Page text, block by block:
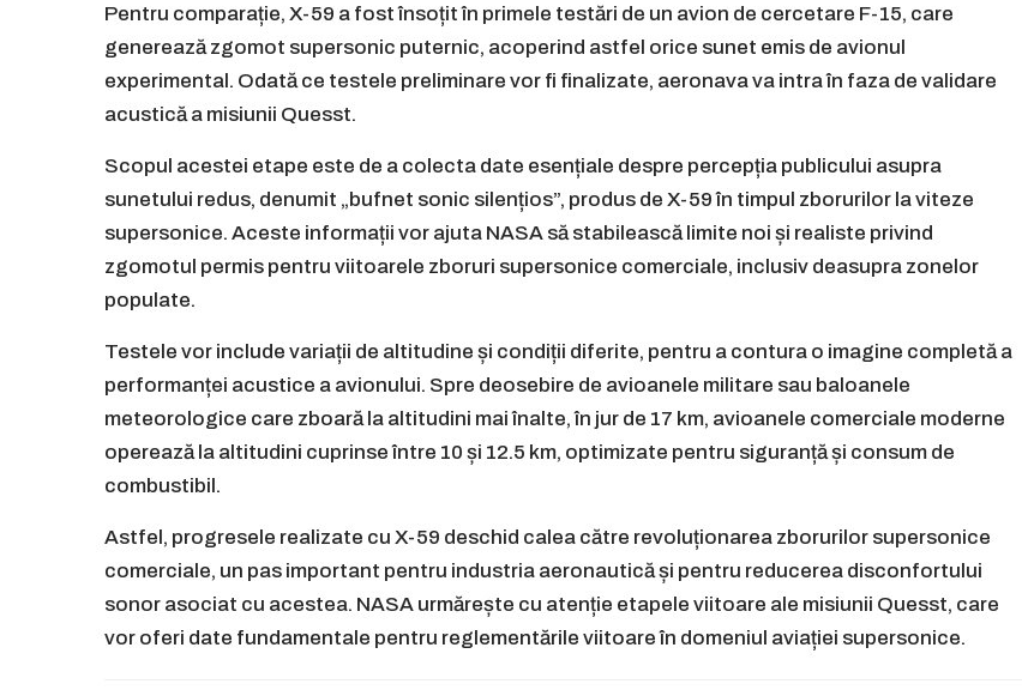
Pentru comparație, X-59 a fost însoțit în primele testări de un avion de cercetare F-15, care
generează zgomot supersonic puternic, acoperind astfel orice sunet emis de avionul
experimental. Odată ce testele preliminare vor fi finalizate, aeronava va intra în faza de validare
acustică a misiunii Quesst.
Scopul acestei etape este de a colecta date esențiale despre percepția publicului asupra
sunetului redus, denumit „bufnet sonic silențios”, produs de X-59 în timpul zborurilor la viteze
supersonice. Aceste informații vor ajuta NASA să stabilească limite noi și realiste privind
zgomotul permis pentru viitoarele zboruri supersonice comerciale, inclusiv deasupra zonelor
populate.
Testele vor include variații de altitudine și condiții diferite, pentru a contura o imagine completă a
performanței acustice a avionului. Spre deosebire de avioanele militare sau baloanele
meteorologice care zboară la altitudini mai înalte, în jur de 17 km, avioanele comerciale moderne
operează la altitudini cuprinse între 10 și 12.5 km, optimizate pentru siguranță și consum de
combustibil.
Astfel, progresele realizate cu X-59 deschid calea către revoluționarea zborurilor supersonice
comerciale, un pas important pentru industria aeronautică și pentru reducerea disconfortului
sonor asociat cu acestea. NASA urmărește cu atenție etapele viitoare ale misiunii Quesst, care
vor oferi date fundamentale pentru reglementările viitoare în domeniul aviației supersonice.